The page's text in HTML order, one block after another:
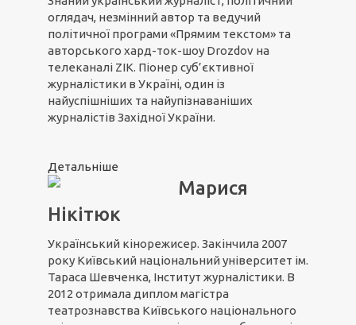
оглядач, незмінний автор та ведучий
політичної програми «Прямим текстом» та
авторського хард-ток-шоу Drozdov на
телеканалі ZIK. Піонер суб’єктивної
журналістики в Україні, один із
найуспішніших та найупізнаваніших
журналістів Західної України.
Детальніше
Марися
Нікітюк
Український кінорежисер. Закінчила 2007
року Київський національний університет ім.
Тараса Шевченка, Інститут журналістики. В
2012 отримала диплом магістра
театрознавства Київського національного